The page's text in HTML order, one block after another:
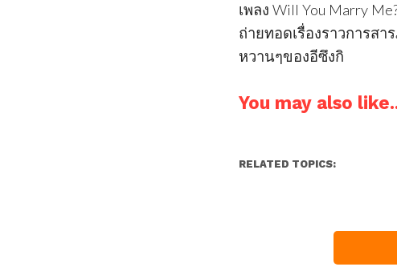
เพลง Will You Marry
ถ่ายทอดเรื่องราวการส
หวานๆของอีซึงกิ
You may also
RELATED TOPICS: